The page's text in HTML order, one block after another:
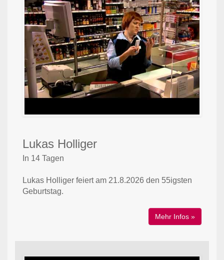
Lukas Holliger
In 14 Tagen
Lukas Holliger feiert am 21.8.2026 den 55igsten
Geburtstag.
Mehr Infos »